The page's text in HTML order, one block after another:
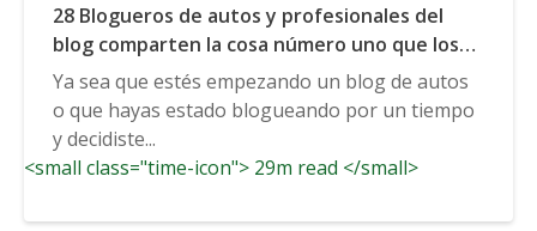
28 Blogueros de autos y profesionales del
blog comparten la cosa número uno que los
blogueros pueden hacer para hacer crecer su
blog de autos
Ya sea que estés empezando un blog de autos
o que hayas estado blogueando por un tiempo
y decidiste...
<small class="time-icon"> 29m read </small>